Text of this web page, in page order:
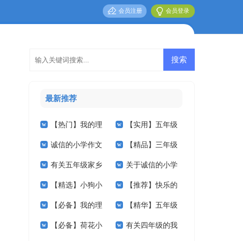
会员登录
会员注册
最新推荐
【热门】我的理
想小学作文4篇
【实用】五年级
家乡的作文锦集六篇
诚信的小学作文
汇总六篇
【精品】三年级
秋天作文四篇
有关五年级家乡
的作文集锦6篇
关于诚信的小学
作文合集10篇
【精选】小狗小
学作文锦集5篇
【推荐】快乐的
春节小学作文三篇
【必备】我的理
想小学作文3篇
【精华】五年级
我的作文集锦九篇
【必备】荷花小 有关四年级的我